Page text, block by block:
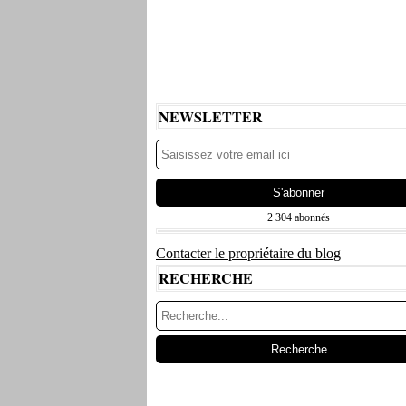
NEWSLETTER
2 304 abonnés
Contacter le propriétaire du blog
RECHERCHE